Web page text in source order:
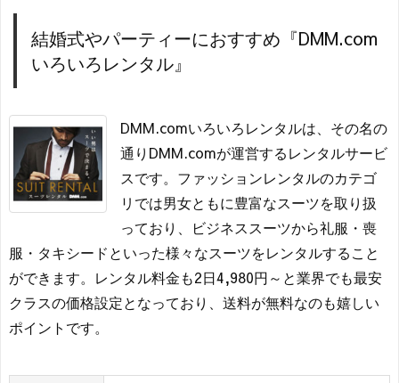
結婚式やパーティーにおすすめ『DMM.com
いろいろレンタル』
DMM.comいろいろレンタルは、その名の
通りDMM.comが運営するレンタルサービ
スです。ファッションレンタルのカテゴ
リでは男女ともに豊富なスーツを取り扱
っており、ビジネススーツから礼服・喪
服・タキシードといった様々なスーツをレンタルすること
ができます。レンタル料金も2日4,980円～と業界でも最安
クラスの価格設定となっており、送料が無料なのも嬉しい
ポイントです。